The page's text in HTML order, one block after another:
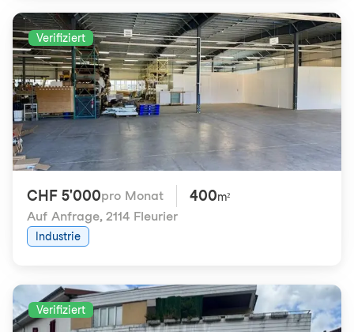
Verifiziert
CHF 5'000pro Monat 400m²
Auf Anfrage, 2114 Fleurier
Industrie
Verifiziert